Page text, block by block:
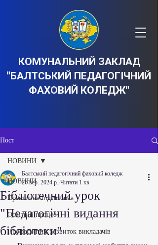
КОМУНАЛЬНИЙ ЗАКЛАД
"БАЛТСЬКИЙ ПЕДАГОГІЧНИЙ
ФАХОВИЙ КОЛЕДЖ"
Пост
НОВИНИ
Практична підготовка
Освітній процес
Професійний розвиток викладачів
НОВИНИ
Бібліотечний урок
"Педагогічні видання
бібліотеки"
Балтський педагогічний фаховий коледж
26 вер. 2024 р. Читати 1 хв